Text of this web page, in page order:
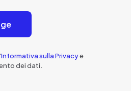
Informativa sulla Privacye
dei dati.